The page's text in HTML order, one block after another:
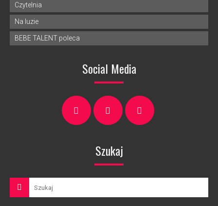
Czytelnia
Na luzie
BEBE TALENT poleca
Social Media
Szukaj